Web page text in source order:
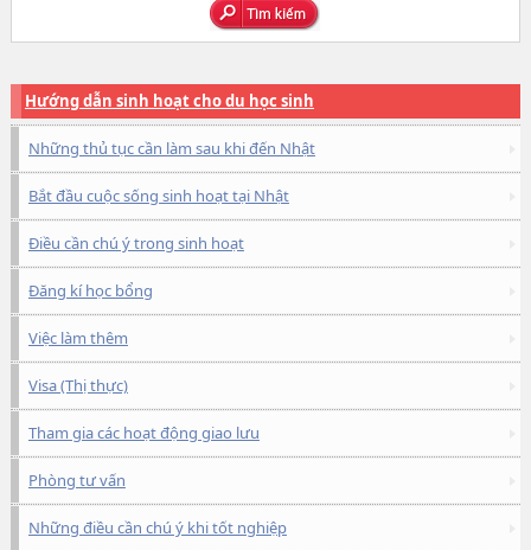
Hướng dẫn sinh hoạt cho du học sinh
Những thủ tục cần làm sau khi đến Nhật
Bắt đầu cuộc sống sinh hoạt tại Nhật
Điều cần chú ý trong sinh hoạt
Đăng kí học bổng
Việc làm thêm
Visa (Thị thực)
Tham gia các hoạt động giao lưu
Phòng tư vấn
Những điều cần chú ý khi tốt nghiệp